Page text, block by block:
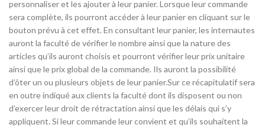
personnaliser et les ajouter à leur panier. Lorsque leur commande
sera complète, ils pourront accéder à leur panier en cliquant sur le
bouton prévu à cet effet. En consultant leur panier, les internautes
auront la faculté de vérifier le nombre ainsi que la nature des
articles qu’ils auront choisis et pourront vérifier leur prix unitaire
ainsi que le prix global de la commande. Ils auront la possibilité
d’ôter un ou plusieurs objets de leur panier.Sur ce récapitulatif sera
en outre indiqué aux clients la faculté dont ils disposent ou non
d’exercer leur droit de rétractation ainsi que les délais qui s’y
appliquent. Si leur commande leur convient et qu’ils souhaitent la